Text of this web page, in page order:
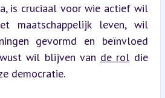
is cruciaal voor wie actief wil
maatschappelijk leven, wil
gevormd en beïnvloed
wil blijven van de rol die
democratie.